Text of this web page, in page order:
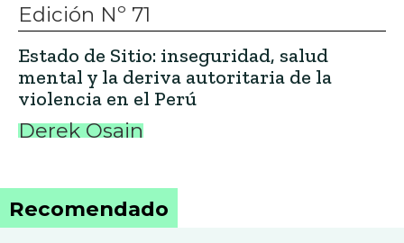
Edición Nº 71
Estado de Sitio: inseguridad, salud
mental y la deriva autoritaria de la
violencia en el Perú
Derek Osain
Recomendado